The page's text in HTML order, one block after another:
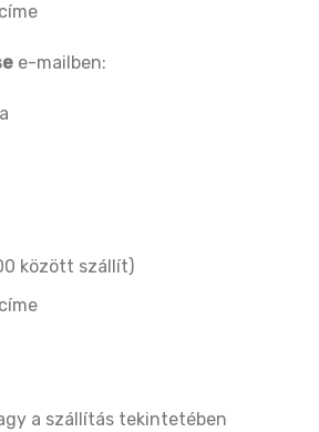
e-mailben:
között szállít)
a szállítás tekintetében